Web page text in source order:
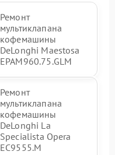
Ремонт
мультиклапана
кофемашины
DeLonghi Maestosa
EPAM960.75.GLM
Ремонт
мультиклапана
кофемашины
DeLonghi La
Specialista Opera
EC9555.M